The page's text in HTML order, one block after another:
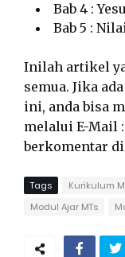
Bab 4 :
Bab 5 :
Inilah artikel
semua. Jika
ini, anda bisa
melalui E-Mail :
berkomentar
Tags Kurikulum
Modul Ajar MTs